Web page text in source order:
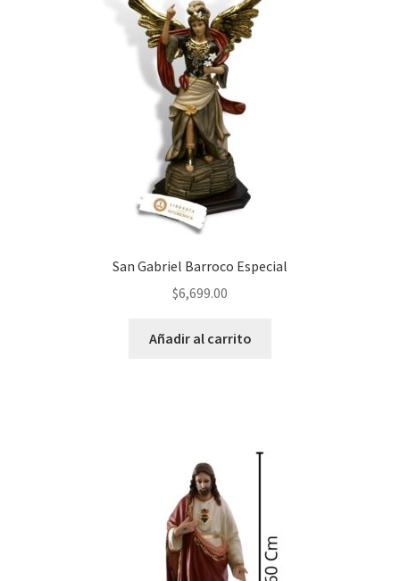
San Gabriel Barroco Especial
$6,699.00
Añadir al carrito